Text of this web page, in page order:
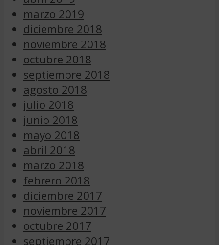
marzo 2019
diciembre 2018
noviembre 2018
octubre 2018
septiembre 2018
agosto 2018
julio 2018
junio 2018
mayo 2018
abril 2018
marzo 2018
febrero 2018
diciembre 2017
noviembre 2017
octubre 2017
septiembre 2017